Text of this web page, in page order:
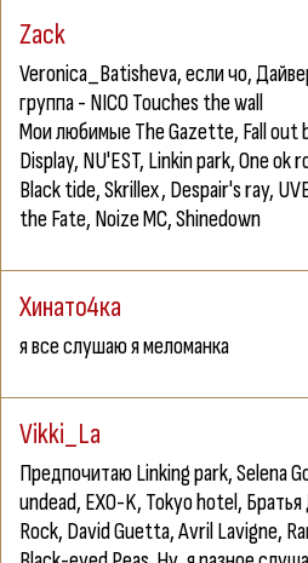
Zack
Veronica_Batisheva, если чо,
группа - NICO Touches the wall
Мои любимые The Gazette, Fall out
Display, NU'EST, Linkin park, One ok
Black tide, Skrillex, Despair's ray,
the Fate, Noize MC, Shinedown
Хинато4ка
я все слушаю я меломанка
Vikki_La
Предпочитаю Linking park, Selena
undead, EXO-K, Tokyo hotel,
Rock, David Guetta, Avril Lavigne,